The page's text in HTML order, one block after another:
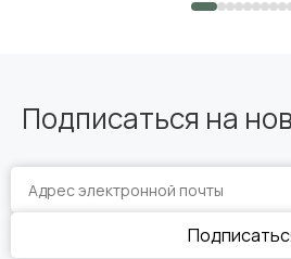
Подписаться на